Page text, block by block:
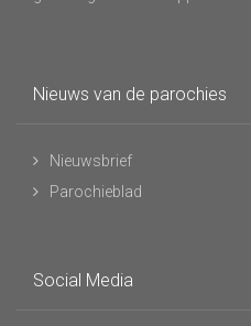
Nieuws van de parochies
Nieuwsbrief
Parochieblad
Social Media